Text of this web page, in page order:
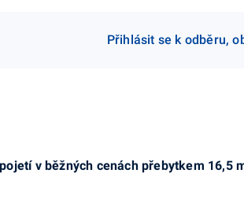
Přihlásit se k odběru,
v běžných cenách přebytkem 16,5